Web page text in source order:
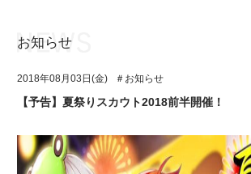
アプリゲーム
ユニット&キャラクター
お知らせ
2018年08月03日(金) ＃お知らせ
【予告】夏祭りスカウト2018前半開催！